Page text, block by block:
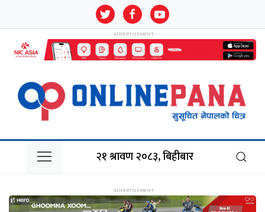
२१ श्रावण २०८३, बिहीबार